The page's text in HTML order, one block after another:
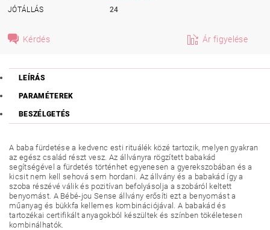
JÓTÁLLÁS
24
Kérdés Ár figyelése
LEÍRÁS
PARAMÉTEREK
BESZÉLGETÉS
A baba fürdetése a kedvenc esti rituálék közé tartozik, melyen gyakran
az egész család részt vesz. Az állványra rögzített babakád
segítségével a fürdetés történhet egyenesen a gyerekszobában és a
kicsit nem kell sehová sem hordani. Az állvány és a babakád így a
szoba részévé válik és pozitívan befolyásolja a szobáról keltett
benyomást. A Bébé-jou Sense állvány erősíti ezt a benyomást a
műanyag és bükkfa kellemes kombinációjával. A babakád és
tartozékai certifikált anyagokból készültek és színben tökéletesen
kombinálhatók.